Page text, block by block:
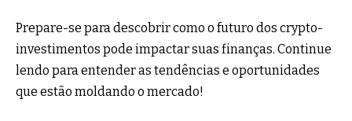
Prepare-se para descobrir como o futuro dos crypto-
investimentos pode impactar suas finanças. Continue
lendo para entender as tendências e oportunidades
que estão moldando o mercado!